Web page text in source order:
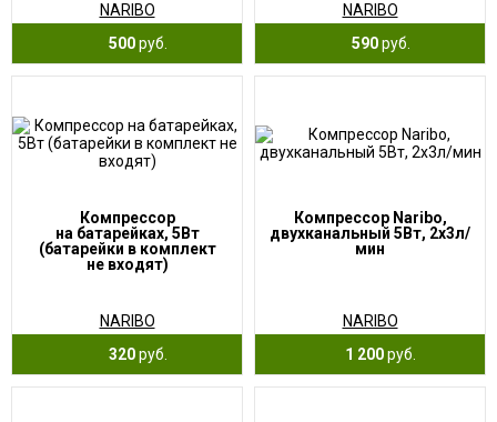
NARIBO
500руб.
NARIBO
590руб.
Компрессор
на батарейках, 5Вт
(батарейки в комплект
не входят)
NARIBO
320руб.
Компрессор Naribo,
двухканальный 5Вт, 2х3л/
мин
NARIBO
1 200руб.